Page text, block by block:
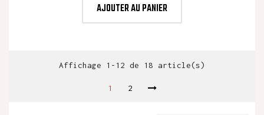
AJOUTER AU PANIER
Affichage 1-12 de 18 article(s)
1 2